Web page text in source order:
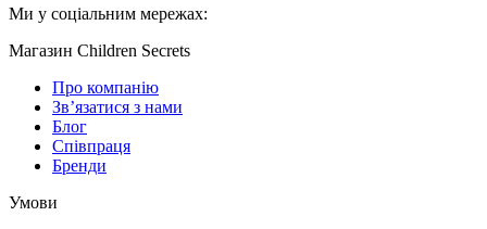
Ми у соціальним мережах:
Магазин Children Secrets
Про компанію
Зв’язатися з нами
Блог
Співпраця
Бренди
Умови